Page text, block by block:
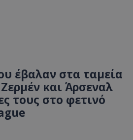
έβαλαν στα ταμεία
και Άρσεναλ
τους στο φετινό